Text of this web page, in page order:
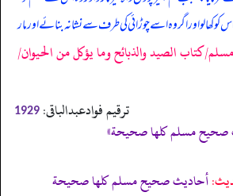
لو اور اگر وہ اسے چوڑائی کی طرف سے نشانہ بنائے اور مار
كتاب الصيد والذبائح وما يؤكل من الحيوان/
ترقیم فوادعبدالباقی: 1929
صحيح مسلم كلها صحيحة»
أحاديث صحيح مسلم كلها صحيحة